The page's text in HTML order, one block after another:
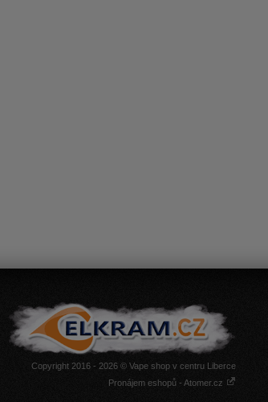
Copyright 2016 - 2026 © Vape shop v centru Liberce
Pronájem eshopů - Atomer.cz